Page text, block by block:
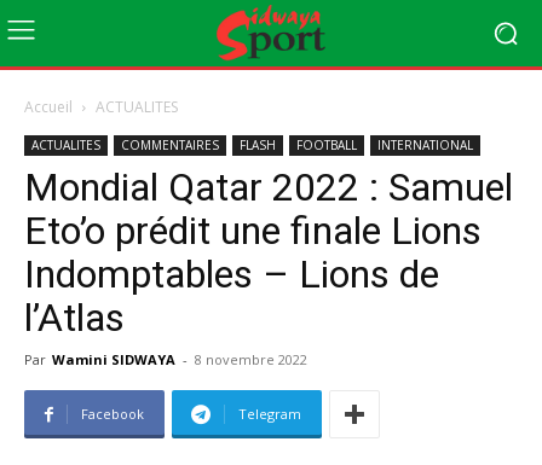
Accueil ACTUALITES
ACTUALITES COMMENTAIRES FLASH FOOTBALL INTERNATIONAL
Mondial Qatar 2022 : Samuel
Eto’o prédit une finale Lions
Indomptables – Lions de
l’Atlas
Par Wamini SIDWAYA - 8 novembre 2022
Facebook Telegram